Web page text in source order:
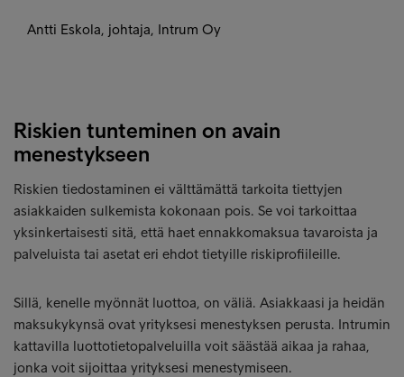
Antti Eskola, johtaja, Intrum Oy
Riskien tunteminen on avain
menestykseen
Riskien tiedostaminen ei välttämättä tarkoita tiettyjen
asiakkaiden sulkemista kokonaan pois. Se voi tarkoittaa
yksinkertaisesti sitä, että haet ennakkomaksua tavaroista ja
palveluista tai asetat eri ehdot tietyille riskiprofiileille.
Sillä, kenelle myönnät luottoa, on väliä. Asiakkaasi ja heidän
maksukykynsä ovat yrityksesi menestyksen perusta. Intrumin
kattavilla luottotietopalveluilla voit säästää aikaa ja rahaa,
jonka voit sijoittaa yrityksesi menestymiseen.